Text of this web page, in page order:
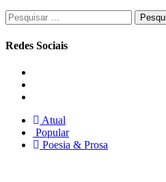
Pesquisar
por:
Redes Sociais
Atual
Popular
Poesia & Prosa